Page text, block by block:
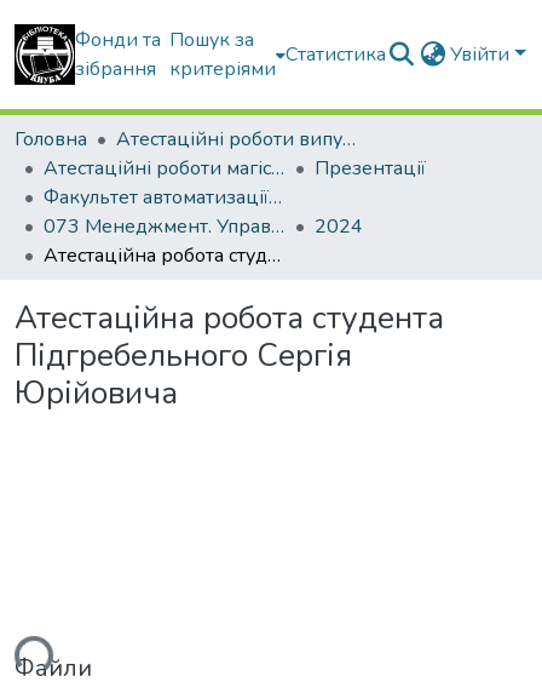
Фонди та
зібрання
Пошук за
критеріями
Статистика Увійти
Головна
Атестаційні роботи випускників
Атестаційні роботи магістрів
Презентації
Факультет автоматизації і інформаційних технологій
073 Менеджмент. Управління проектами
2024
Атестаційна робота студента Підгребельного Сергія Юрійовича
Атестаційна робота студента
Підгребельного Сергія
Юрійовича
Файли